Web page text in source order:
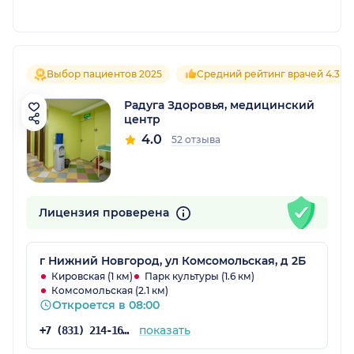
Выбор пациентов 2025 Средний рейтинг врачей 4.3
Радуга Здоровья, медицинский
центр
4.0 52 отзыва
Лицензия проверена
г Нижний Новгород, ул Комсомольская, д 2Б
Кировская (1 км)
Парк культуры (1.6 км)
Комсомольская (2.1 км)
Откроется в 08:00
+7 (831) 214-16-93 показать